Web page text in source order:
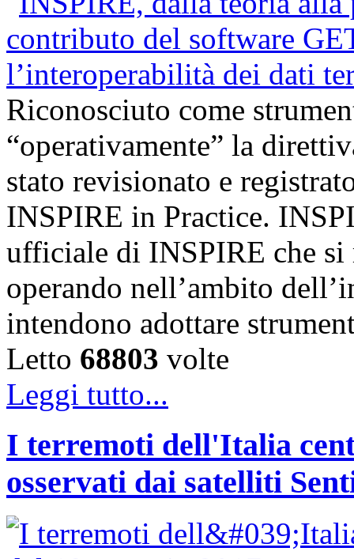
Riconosciuto come
“operativamente” la
stato revisionato e
INSPIRE in Practice.
ufficiale di INSPIRE che
operando nell’ambito
intendono adottare
Letto 68803 volte
Leggi tutto...
I terremoti dell'Italia
osservati dai satelliti